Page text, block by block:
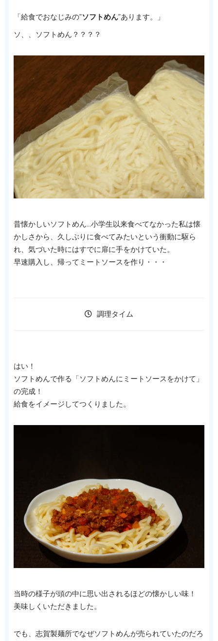
「給食でおなじみの”ソフトめん”あります。」
ソ、、ソフトめん？？？？
昔懐かしいソフトめん…小学生以来食べてなかった私は懐
かしさから、久しぶりに食べてみたいという衝動に駆ら
れ、気づいた時にはすでに扉に手をかけていた。
早速購入し、帰ってミートソースを作り・・・
調理タイム
はい！
ソフトめんで作る「ソフトめんにミートソースをかけて」
の完成！
給食をイメージしてつくりました。
当時の様子が頭の中に思い出されるほどの懐かしい味！
美味しくいただきました。
でも、志賀製麺所でなぜソフトめんが売られていたのだろ